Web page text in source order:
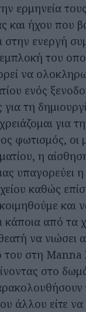
ερμηνεία
και ήχου που
στην ενεργή
του
να
ενός
τη
για
φωτισμός, οι
η
υπαγορεύει
καθώς
και
κάποια από τα
να νιώσει
του στη
στο
άλλου είτε